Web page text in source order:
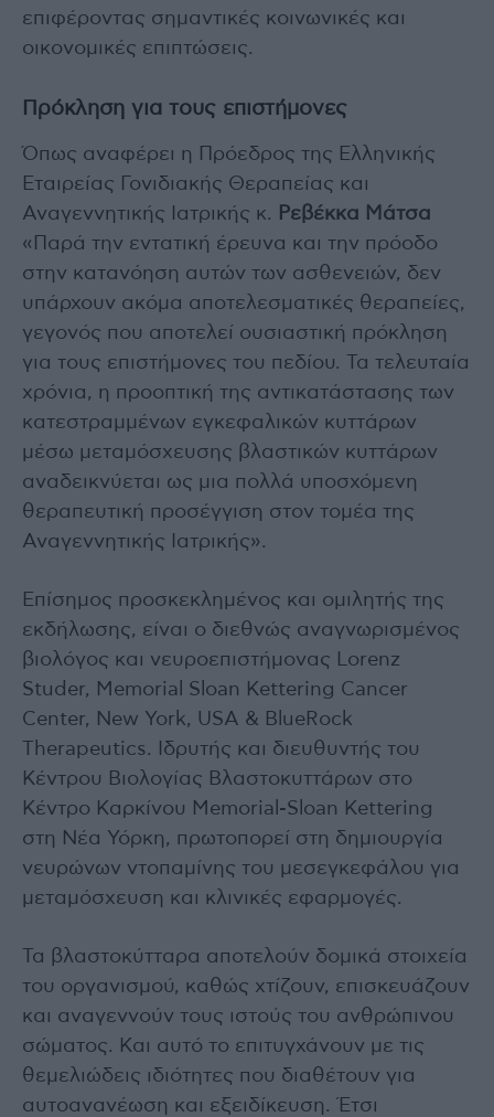
επιφέροντας σημαντικές κοινωνικές και
οικονομικές επιπτώσεις.
Πρόκληση για τους επιστήμονες
Όπως αναφέρει η Πρόεδρος της Ελληνικής
Εταιρείας Γονιδιακής Θεραπείας και
Αναγεννητικής Ιατρικής κ.
Ρεβέκκα Μάτσα
«Παρά την εντατική έρευνα και την πρόοδο
στην κατανόηση αυτών των ασθενειών, δεν
υπάρχουν ακόμα αποτελεσματικές θεραπείες,
γεγονός που αποτελεί ουσιαστική πρόκληση
για τους επιστήμονες του πεδίου. Τα τελευταία
χρόνια, η προοπτική της αντικατάστασης των
κατεστραμμένων εγκεφαλικών κυττάρων
μέσω μεταμόσχευσης βλαστικών κυττάρων
αναδεικνύεται ως μια πολλά υποσχόμενη
θεραπευτική προσέγγιση στον τομέα της
Αναγεννητικής Ιατρικής».
Επίσημος προσκεκλημένος και ομιλητής της
εκδήλωσης, είναι ο διεθνώς αναγνωρισμένος
βιολόγος και νευροεπιστήμονας Lorenz
Studer, Memorial Sloan Kettering Cancer
Center, New York, USA & BlueRock
Therapeutics. Iδρυτής και διευθυντής του
Κέντρου Βιολογίας Βλαστοκυττάρων στο
Κέντρο Καρκίνου Memorial-Sloan Kettering
στη Νέα Υόρκη, πρωτοπορεί στη δημιουργία
νευρώνων ντοπαμίνης του μεσεγκεφάλου για
μεταμόσχευση και κλινικές εφαρμογές.
Τα βλαστοκύτταρα αποτελούν δομικά στοιχεία
του οργανισμού, καθώς χτίζουν, επισκευάζουν
και αναγεννούν τους ιστούς του ανθρώπινου
σώματος. Και αυτό το επιτυγχάνουν με τις
θεμελιώδεις ιδιότητες που διαθέτουν για
αυτοανανέωση και εξειδίκευση. Έτσι